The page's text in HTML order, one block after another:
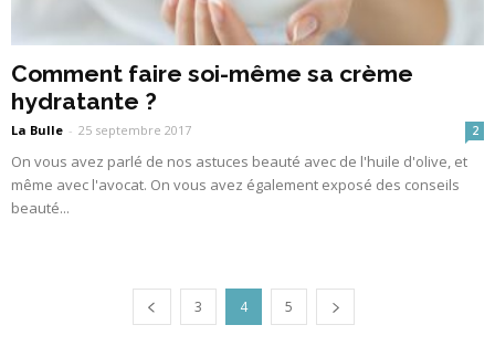
Comment faire soi-même sa crème
hydratante ?
La Bulle - 25 septembre 2017 2
On vous avez parlé de nos astuces beauté avec de l'huile d'olive, et
même avec l'avocat. On vous avez également exposé des conseils
beauté...
3 4 5